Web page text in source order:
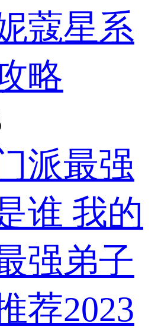
蔻星系
略
派最强
谁 我的
强弟子
荐2023